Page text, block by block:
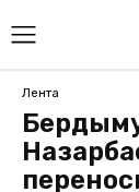
Лента